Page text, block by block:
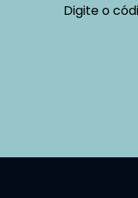
Digite o